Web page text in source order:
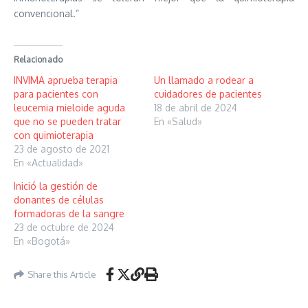
convencional.”
Relacionado
INVIMA aprueba terapia
para pacientes con
leucemia mieloide aguda
que no se pueden tratar
con quimioterapia
23 de agosto de 2021
En «Actualidad»
Un llamado a rodear a
cuidadores de pacientes
18 de abril de 2024
En «Salud»
Inició la gestión de
donantes de células
formadoras de la sangre
23 de octubre de 2024
En «Bogotá»
Share this Article